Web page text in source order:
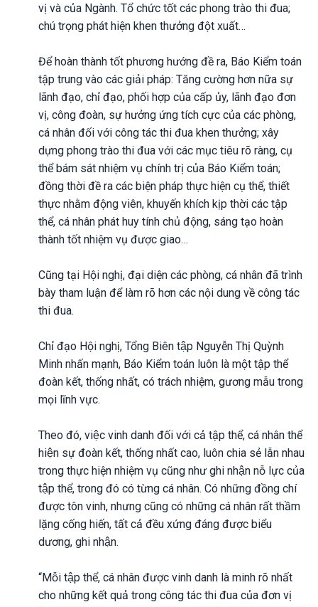
vị và của Ngành. Tổ chức tốt các phong trào thi đua;
chú trọng phát hiện khen thưởng đột xuất…
Để hoàn thành tốt phương hướng đề ra, Báo Kiểm toán
tập trung vào các giải pháp: Tăng cường hơn nữa sự
lãnh đạo, chỉ đạo, phối hợp của cấp ủy, lãnh đạo đơn
vị, công đoàn, sự hưởng ứng tích cực của các phòng,
cá nhân đối với công tác thi đua khen thưởng; xây
dựng phong trào thi đua với các mục tiêu rõ ràng, cụ
thể bám sát nhiệm vụ chính trị của Báo Kiểm toán;
đồng thời đề ra các biện pháp thực hiện cụ thể, thiết
thực nhằm động viên, khuyến khích kịp thời các tập
thể, cá nhân phát huy tính chủ động, sáng tạo hoàn
thành tốt nhiệm vụ được giao…
Cũng tại Hội nghị, đại diện các phòng, cá nhân đã trình
bày tham luận để làm rõ hơn các nội dung về công tác
thi đua.
Chỉ đạo Hội nghị, Tổng Biên tập Nguyễn Thị Quỳnh
Minh nhấn mạnh, Báo Kiểm toán luôn là một tập thể
đoàn kết, thống nhất, có trách nhiệm, gương mẫu trong
mọi lĩnh vực.
Theo đó, việc vinh danh đối với cả tập thể, cá nhân thể
hiện sự đoàn kết, thống nhất cao, luôn chia sẻ lẫn nhau
trong thực hiện nhiệm vụ cũng như ghi nhận nỗ lực của
tập thể, trong đó có từng cá nhân. Có những đồng chí
được tôn vinh, nhưng cũng có những cá nhân rất thầm
lặng cống hiến, tất cả đều xứng đáng được biểu
dương, ghi nhận.
“Mỗi tập thể, cá nhân được vinh danh là minh rõ nhất
cho những kết quả trong công tác thi đua của đơn vị